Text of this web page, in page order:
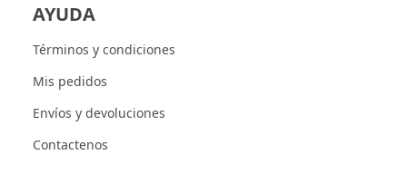
AYUDA
Términos y condiciones
Mis pedidos
Envíos y devoluciones
Contactenos